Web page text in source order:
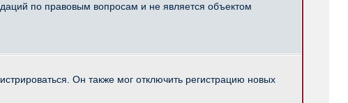
по правовым вопросам и не является объектом
Он также мог отключить регистрацию новых